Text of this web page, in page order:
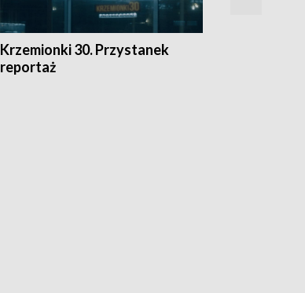
Krzemionki 30. Przystanek
reportaż